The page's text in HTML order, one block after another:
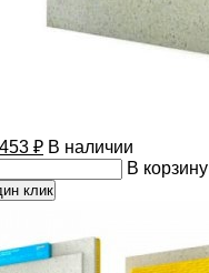
₽ В наличии
В корзину
клик